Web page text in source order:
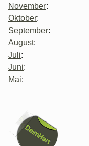
November:
Oktober:
September:
August:
Juli:
Juni:
Mai:
Seitenleiste